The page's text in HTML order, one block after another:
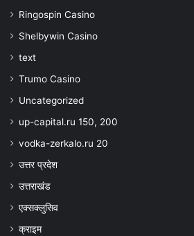
Ringospin Casino
Shelbywin Casino
text
Trumo Casino
Uncategorized
up-capital.ru 150, 200
vodka-zerkalo.ru 20
उत्तर प्रदेश
उत्तराखंड
एक्सक्लुसिव
क्राइम